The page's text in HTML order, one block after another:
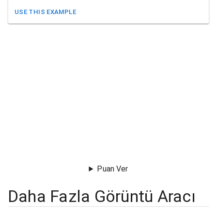
USE THIS EXAMPLE
Puan Ver
Daha Fazla Görüntü Aracı